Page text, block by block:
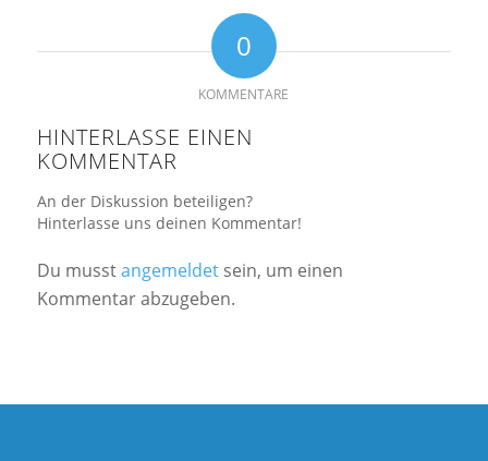
0
KOMMENTARE
HINTERLASSE EINEN
KOMMENTAR
An der Diskussion beteiligen?
Hinterlasse uns deinen Kommentar!
Du musstangemeldetsein, um einen
Kommentar abzugeben.